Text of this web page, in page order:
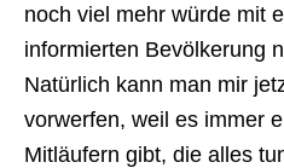
noch viel mehr würde mit
informierten Bevölkerung
Natürlich kann man mir
vorwerfen, weil es immer
Mitläufern gibt, die alles